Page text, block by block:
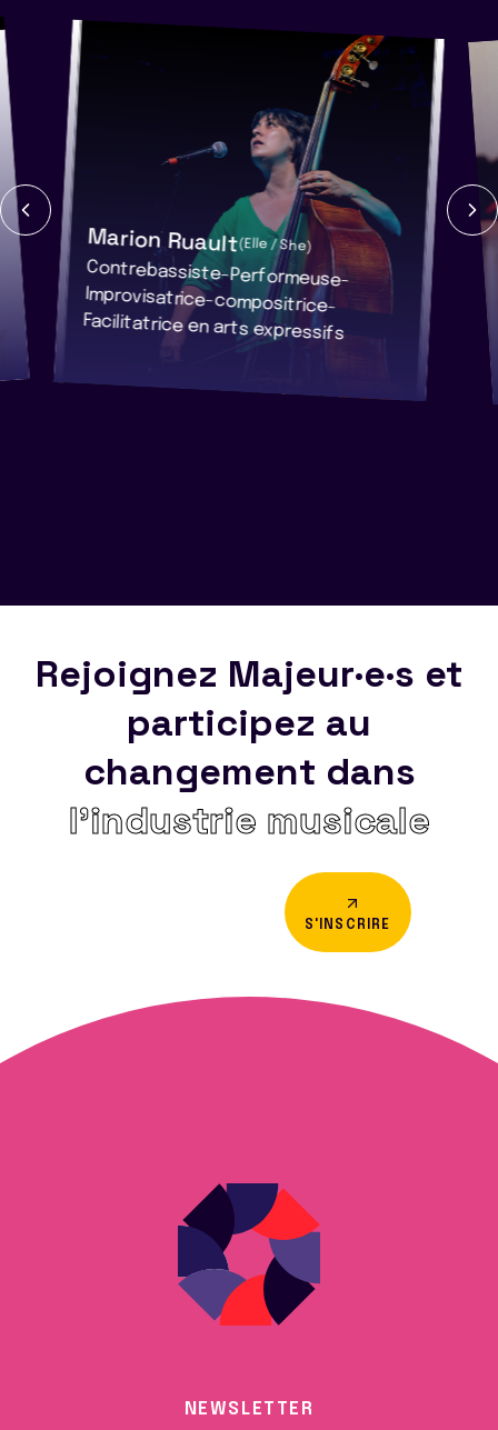
Marion Ruault(Elle / She)
Contrebassiste-Performeuse-
Improvisatrice-compositrice-
Facilitatrice en arts expressifs
Rejoignez Majeur·e·s et
participez au
changement dans
l’industrie musicale
S'INSCRIRE
NEWSLETTER